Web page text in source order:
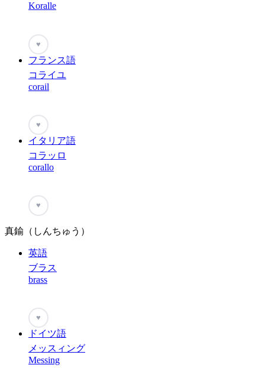
Koralle
♥
フランス語
コライユ
corail
♥
イタリア語
コラッロ
corallo
♥
真鍮（しんちゅう）
英語
ブラス
brass
♥
ドイツ語
メッスィング
Messing